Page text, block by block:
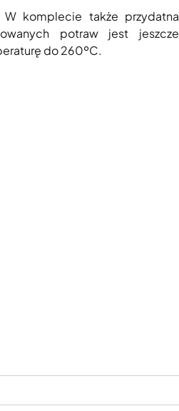
komplecie także przydatna
potraw jest jeszcze
do 260ºC.